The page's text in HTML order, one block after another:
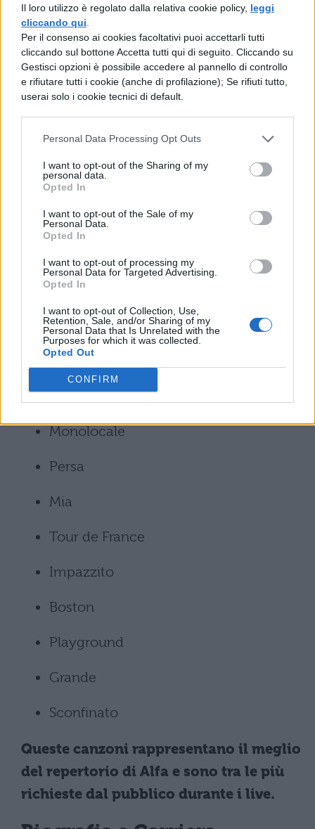
Il loro utilizzo è regolato dalla relativa cookie policy, leggi
cliccando qui
Per il consenso ai cookies facoltativi puoi accettarli tutti
cliccando sul bottone Accetta tutti qui di seguito. Cliccando su
Gestisci opzioni è possibile accedere al pannello di controllo
e rifiutare tutti i cookie (anche di profilazione); Se rifiuti tutto,
userai solo i cookie tecnici di default.
Personal Data Processing Opt Outs
I want to opt-out of the Sharing of my
personal data.
Opted In
I want to opt-out of the Sale of my
Personal Data.
Opted In
I want to opt-out of processing my
Personal Data for Targeted Advertising.
Opted In
I want to opt-out of Collection, Use,
Retention, Sale, and/or Sharing of my
Personal Data that Is Unrelated with the
Purposes for which it was collected.
Opted Out
CONFIRM
La scaletta ufficiale del Tour Estivo 2026
non è ancora stata comunicata da Alfa e
dal suo team. Tuttavia, basandosi sui brani
più celebri del cantautore genovese e sui
concerti recenti, è possibile ipotizzare una
setlist che potrebbe caratterizzare le serate
estive.
È importante sottolineare che si tratta
di una previsione indicativa, soggetta a
variazioni in base alla location e alle
scelte artistiche del momento.
I fan
possono aspettarsi un mix tra i successi più
amati e le novità dall’ultimo album.
Ecco i brani che potrebbero comporre la
scaletta:
Ciò che era
Monolocale
Persa
Mia
Tour de France
Impazzito
Boston
Playground
Grande
Sconfinato
Queste canzoni rappresentano il meglio
del repertorio di Alfa e sono tra le più
richieste dal pubblico durante i live.